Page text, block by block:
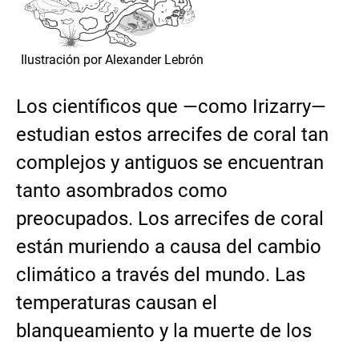
Ilustración por Alexander Lebrón
Los científicos que —como Irizarry—
estudian estos arrecifes de coral tan
complejos y antiguos se encuentran
tanto asombrados como
preocupados. Los arrecifes de coral
están muriendo a causa del cambio
climático a través del mundo. Las
temperaturas causan el
blanqueamiento y la muerte de los